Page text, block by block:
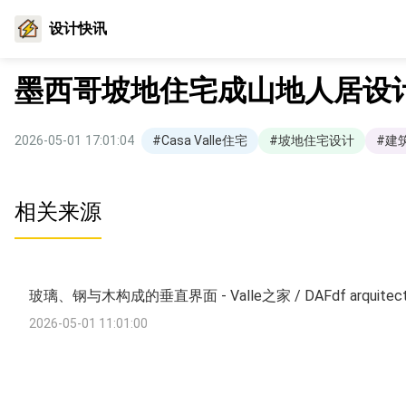
设计快讯
墨西哥坡地住宅成山地人居设
2026-05-01 17:01:04 #Casa Valle住宅 #坡地住宅设计 #建
相关来源
玻璃、钢与木构成的垂直界面 - Valle之家 / DAFdf
2026-05-01 11:01:00